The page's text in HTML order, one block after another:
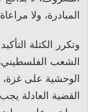
المبادرة، ولا
وتكرر الكتلة
الشعب
الوحشية على غزة،
القضية العادلة